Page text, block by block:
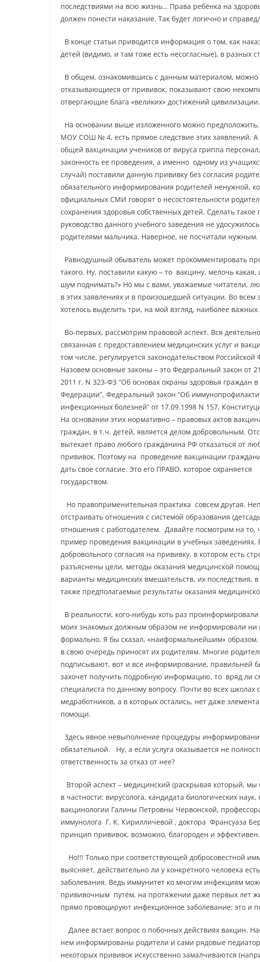
последствиями на всю жизнь… Права ребёнка на
должен понести наказание. Так будет логично и
В конце статьи приводится информация о том, как
детей (видимо, и там тоже есть несогласные), в разных
В общем, ознакомившись с данным материалом, можно
отказывающиеся от прививок, показывают свою
отвергающие блага «великих» достижений цивилизации.
На основании выше изложенного можно
МОУ СОШ № 4, есть прямое следствие этих заявлений.
общей вакцинации учеников от вируса гриппа
законность ее проведения, а именно одному из
случай) поставили данную прививку без согласия
обязательного информирования родителей ненужной,
официальных СМИ говорят о несостоятельности
сохранения здоровья собственных детей. Сделать
руководство данного учебного заведения не
родителями мальчика. Наверное, не посчитали нужным.
Равнодушный обыватель может прокомментировать
такого. Ну, поставили какую – то вакцину, мелочь
шум поднимать?» Но мы с вами, уважаемые читатели,
в этих заявлениях и в произошедшей ситуации. Во
хотелось выделить три, на мой взгляд, наиболее
Во-первых, рассмотрим правовой аспект. Вся
связанная с предоставлением медицинских услуг и
том числе, регулируется законодательством
Назовем основные законы – это Федеральный закон от
2011 г. N 323-ФЗ “Об основах охраны здоровья граждан в
Федерации”, Федеральный закон “Об
инфекционных болезней” от 17.09.1998 N 157,
На основании этих нормативно – правовых актов
граждан, в т.ч. детей, является делом добровольным.
вытекает право любого гражданина РФ отказаться от
прививок. Поэтому на проведение вакцинации
дать свое согласие. Это его ПРАВО, которое охраняется
государством.
Но правоприменительная практика совсем другая.
отстраивать отношения с системой образования
отношения с работодателем. Давайте посмотрим на то,
пример проведения вакцинации в учебных заведениях.
добровольного согласия на прививку, в котором есть
разъяснены цели, методы оказания медицинской
варианты медицинских вмешательств, их последствия,
также предполагаемые результаты оказания
В реальности, кого-нибудь хоть раз
моих знакомых должным образом не информировали
формально. Я бы сказал, «наиформальнейшим»
в свою очередь приносят их родителям. Многие
подписывают, вот и все информирование, правильней
захочет получить подробную информацию, то вряд ли
специалиста по данному вопросу. Почти во всех
медработников, а в которых остались, нет даже
помощи.
Здесь явное невыполнение процедуры
обязательной.
Ну, а если услуга оказывается не
ответственность за отказ от нее?
Второй аспект – медицинский (раскрывая который,
в частности: вирусолога, кандидата биологических
вакцинологии Галины Петровны Червонской,
иммунолога Г. К. Кирилличевой , доктора Франсуаза
принцип прививок, возможно, благороден и эффективен.
Но!!! Только при соответствующей добросовестной
выясняет, действительно ли у конкретного человека
заболевания. Ведь иммунитет ко многим инфекциям
прививочным путём, на протяжении даже первых лет
прямо провоцируют инфекционное заболевание: это и
Далее встает вопрос о побочных действиях вакцин.
нем информированы родители и сами рядовые
некоторых прививок искусственно замалчиваются